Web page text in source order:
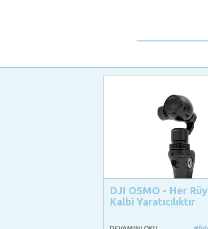
DJI OSMO - Her
Kalbi Yaratıcılıktır